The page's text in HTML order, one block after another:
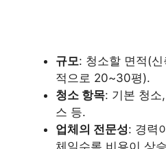
규모: 청소할 면적(
적으로 20~30평).
청소 항목: 기본 청소
스 등.
업체의 전문성: 경력
체일수록 비용이 상